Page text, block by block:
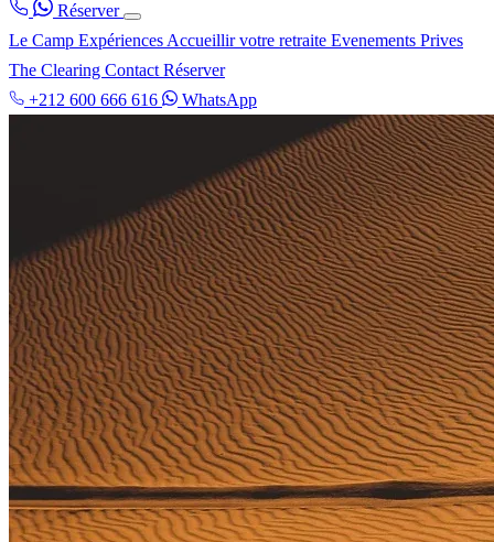
Réserver
Le Camp Expériences Accueillir votre retraite Evenements Prives
The Clearing Contact Réserver
+212 600 666 616
WhatsApp